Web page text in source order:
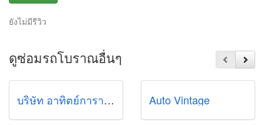
ยังไม่มีรีวิว
ดูซ่อมรถโบราณอื่นๆ
บริษัท อาทิตย์การาจ จำกัด Auto Vintage